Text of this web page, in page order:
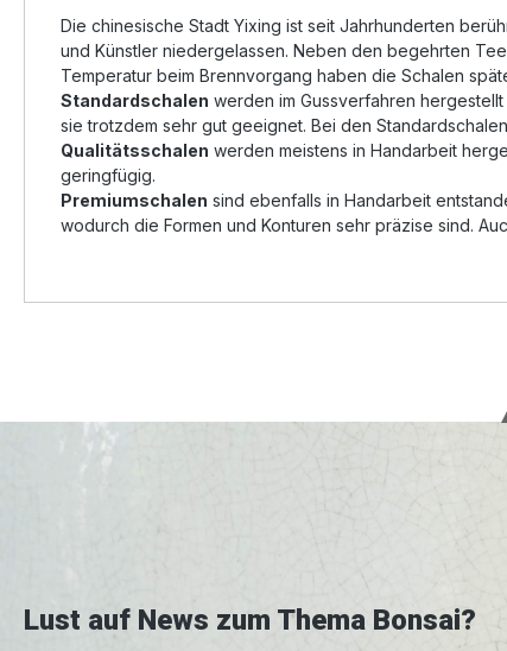
Die chinesische Stadt Yixing ist seit Jahrhunderten
und Künstler niedergelassen. Neben den begehrten
Temperatur beim Brennvorgang haben die Schalen
Standardschalen werden im Gussverfahren
sie trotzdem sehr gut geeignet. Bei den
Qualitätsschalen werden meistens in Handarbeit
geringfügig.
Premiumschalen sind ebenfalls in Handarbeit
wodurch die Formen und Konturen sehr präzise sind.
Lust auf News zum Thema Bonsai?